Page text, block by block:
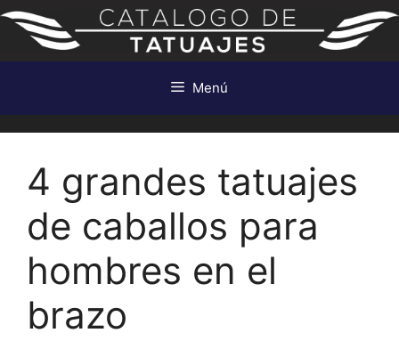
Saltar
contenido
Menú
4 grandes tatuajes
de caballos para
hombres en el
brazo